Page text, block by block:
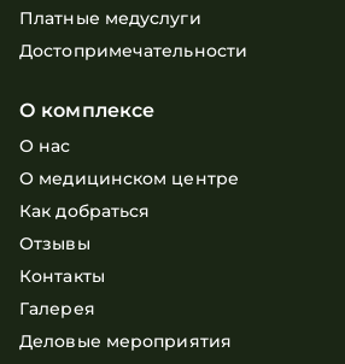
Платные медуслуги
Достопримечательности
О комплексе
О нас
О медицинском центре
Как добраться
Отзывы
Контакты
Галерея
Деловые мероприятия